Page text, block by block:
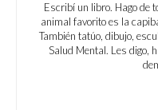
Escribí un libro. Hago de
animal favorito es la
También tatúo, dibujo,
Salud Mental. Les digo,